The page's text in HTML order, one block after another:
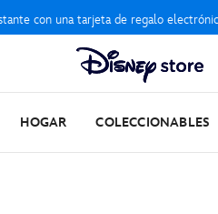
con una tarjeta de regalo
HOGAR COLECCIONABLES